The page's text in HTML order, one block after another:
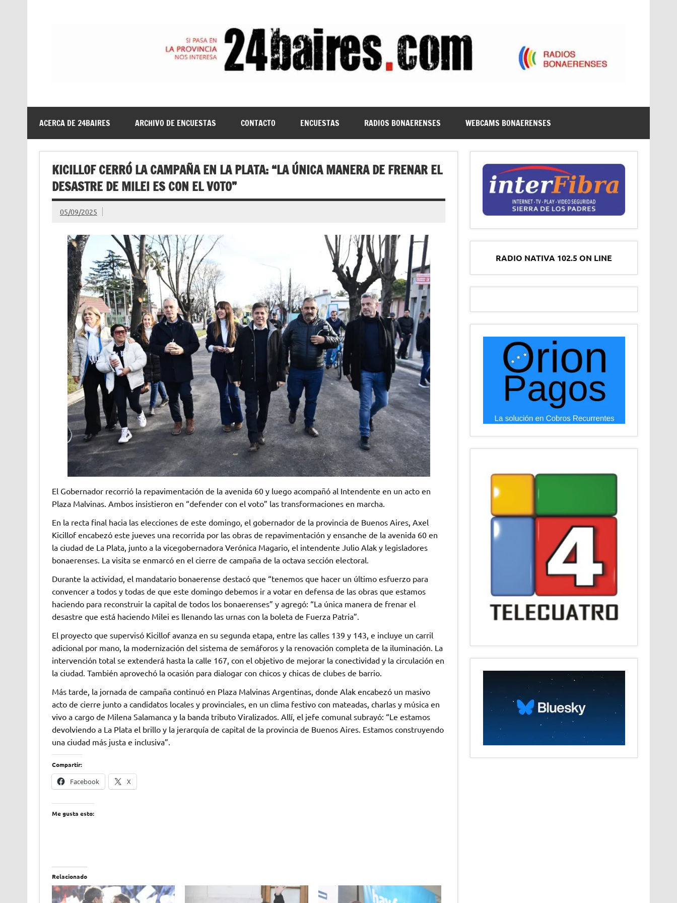
ACERCA DE 24BAIRES ARCHIVO DE ENCUESTAS CONTACTO ENCUESTAS RADIOS BONAERENSES WEBCAMS BONAERENSES
KICILLOF CERRÓ LA CAMPAÑA EN LA PLATA: “LA ÚNICA MANERA DE FRENAR EL
DESASTRE DE MILEI ES CON EL VOTO”
05/09/2025
El Gobernador recorrió la repavimentación de la avenida 60 y luego acompañó al Intendente en un acto en
Plaza Malvinas. Ambos insistieron en “defender con el voto” las transformaciones en marcha.
En la recta final hacia las elecciones de este domingo, el gobernador de la provincia de Buenos Aires, Axel
Kicillof encabezó este jueves una recorrida por las obras de repavimentación y ensanche de la avenida 60 en
la ciudad de La Plata, junto a la vicegobernadora Verónica Magario, el intendente Julio Alak y legisladores
bonaerenses. La visita se enmarcó en el cierre de campaña de la octava sección electoral.
Durante la actividad, el mandatario bonaerense destacó que “tenemos que hacer un último esfuerzo para
convencer a todos y todas de que este domingo debemos ir a votar en defensa de las obras que estamos
haciendo para reconstruir la capital de todos los bonaerenses” y agregó: “La única manera de frenar el
desastre que está haciendo Milei es llenando las urnas con la boleta de Fuerza Patria”.
El proyecto que supervisó Kicillof avanza en su segunda etapa, entre las calles 139 y 143, e incluye un carril
adicional por mano, la modernización del sistema de semáforos y la renovación completa de la iluminación. La
intervención total se extenderá hasta la calle 167, con el objetivo de mejorar la conectividad y la circulación en
la ciudad. También aprovechó la ocasión para dialogar con chicos y chicas de clubes de barrio.
Más tarde, la jornada de campaña continuó en Plaza Malvinas Argentinas, donde Alak encabezó un masivo
acto de cierre junto a candidatos locales y provinciales, en un clima festivo con mateadas, charlas y música en
vivo a cargo de Milena Salamanca y la banda tributo Viralizados. Allí, el jefe comunal subrayó: “Le estamos
devolviendo a La Plata el brillo y la jerarquía de capital de la provincia de Buenos Aires. Estamos construyendo
una ciudad más justa e inclusiva”.
Compartir:
Facebook X
Me gusta esto:
Relacionado
RADIO NATIVA 102.5 ON LINE